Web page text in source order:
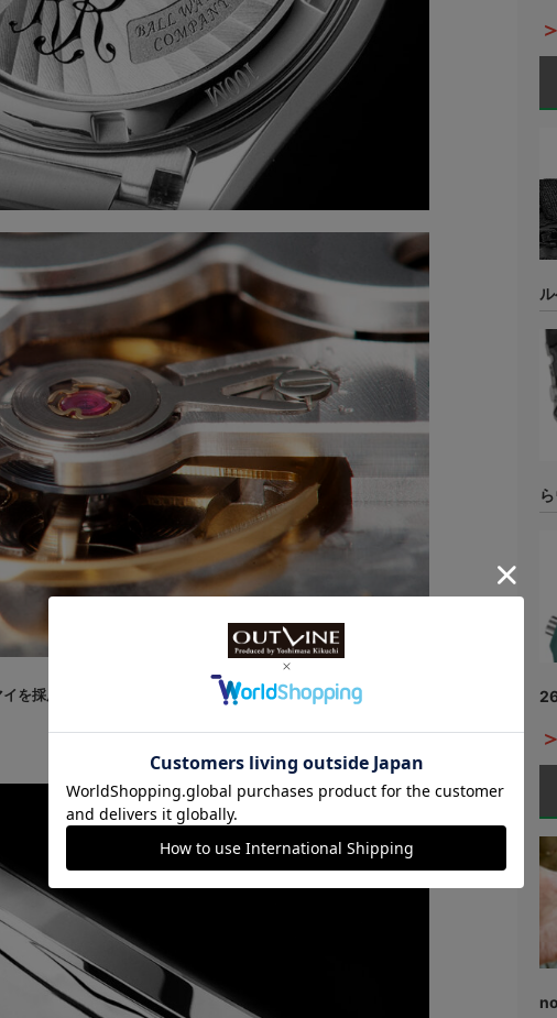
イを採用した自社ムーヴメントCal.RR7309-CSを搭載